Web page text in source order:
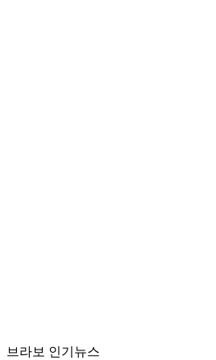
브라보 인기뉴스